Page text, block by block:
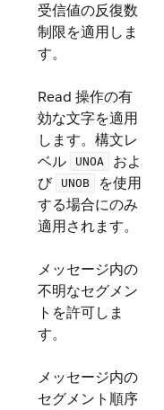
受信値の反復数
制限を適用しま
す。
Read 操作の有
効な文字を適用
します。構文レ
ベル ​
UNOA
​ およ
び ​
UNOB
​ を使用
する場合にのみ
適用されます。
メッセージ内の
不明なセグメン
トを許可しま
す。
メッセージ内の
セグメント順序